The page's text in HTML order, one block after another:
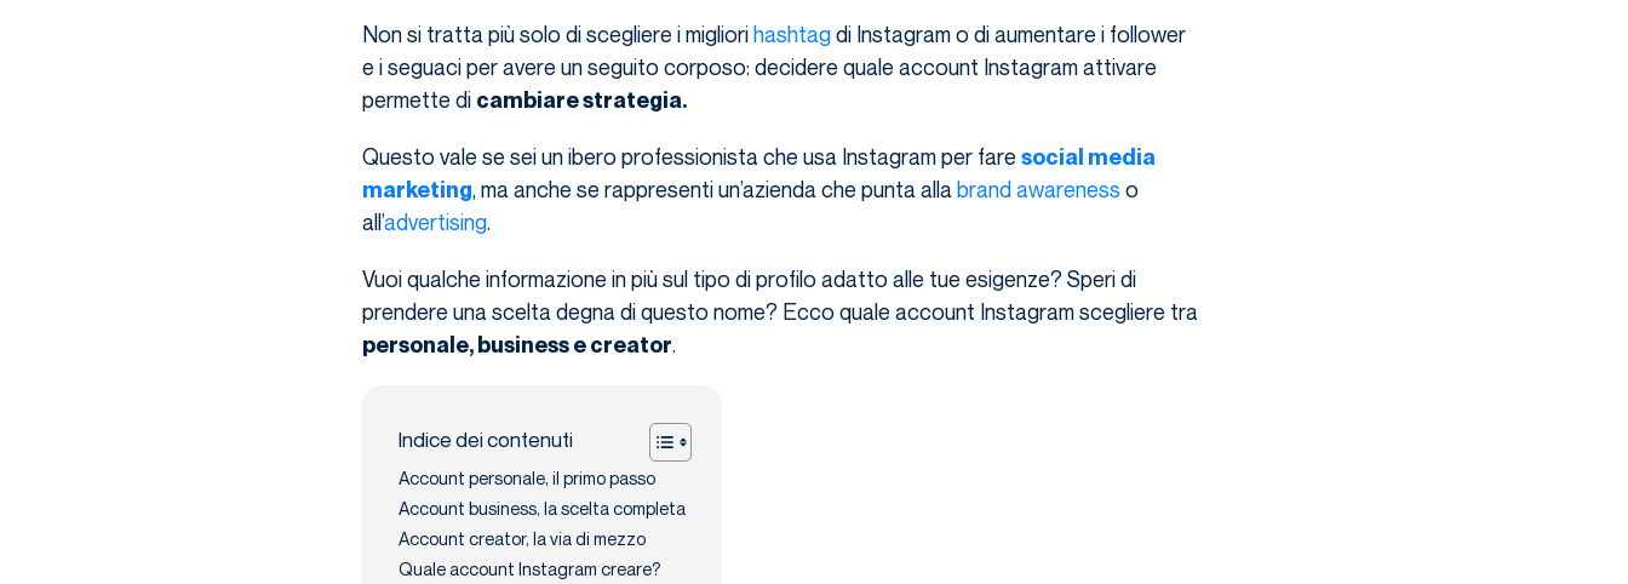
Non si tratta più solo di scegliere i migliorihashtagdi Instagram o di aumentare i follower
e i seguaci per avere un seguito corposo: decidere quale account Instagram attivare
permette di cambiare strategia.
Questo vale se sei un ibero professionista che usa Instagram per fare social media
marketing, ma anche se rappresenti un’azienda che punta alla brand awareness o
all’advertising.
Vuoi qualche informazione in più sul tipo di profilo adatto alle tue esigenze? Speri di
prendere una scelta degna di questo nome? Ecco quale account Instagram scegliere tra
personale, business e creator.
Indice dei contenuti
Account personale, il primo passo
Account business, la scelta completa
Account creator, la via di mezzo
Quale account Instagram creare?